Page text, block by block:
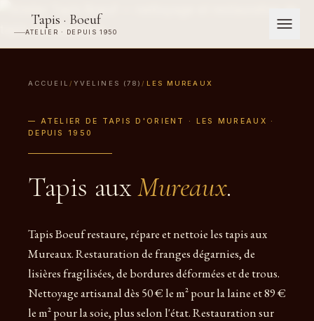
Tapis · Boeuf
ATELIER · DEPUIS 1950
ACCUEIL / YVELINES (78) / LES MUREAUX
— ATELIER DE TAPIS D'ORIENT · LES MUREAUX ·
DEPUIS 1950
Tapis auxMureaux.
Tapis Boeuf restaure, répare et nettoie les tapis aux
Mureaux. Restauration de franges dégarnies, de
lisières fragilisées, de bordures déformées et de trous.
Nettoyage artisanal dès 50 € le m² pour la laine et 89 €
le m² pour la soie, plus selon l'état. Restauration sur